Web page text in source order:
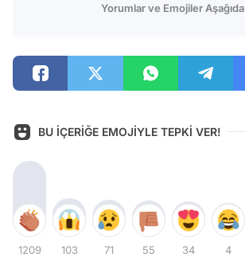
Yorumlar ve Emojiler Aşağıda
BU İÇERİĞE EMOJİYLE TEPKİ VER!
1209 103 71 55 34 4